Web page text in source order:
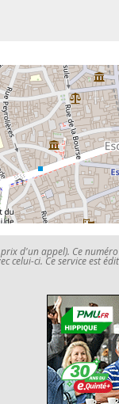
d'un appel). Ce
celui-ci. Ce service est